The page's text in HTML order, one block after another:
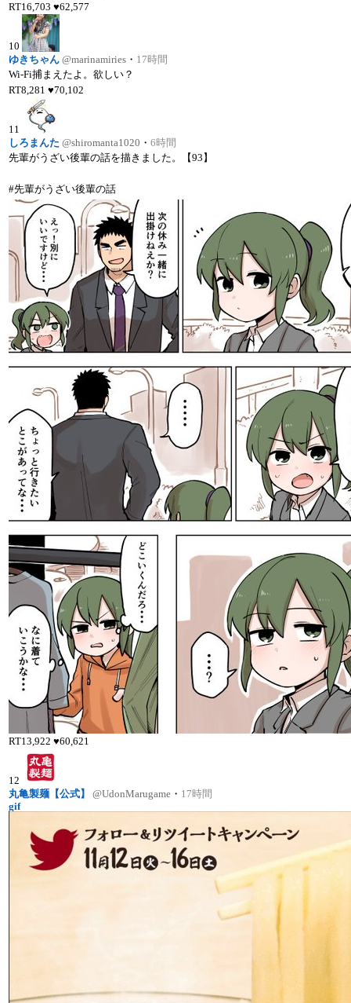
RT16,703♥62,577
10
ゆきちゃん @marinamiries ・ 17時間
Wi-Fi捕まえたよ。欲しい？
RT8,281♥70,102
11
しろまんた @shiromanta1020 ・6時間
先輩がうざい後輩の話を描きました。【93】
#先輩がうざい後輩の話
RT13,922♥60,621
12
丸亀製麺【公式】
@UdonMarugame ・ 17時間
gif